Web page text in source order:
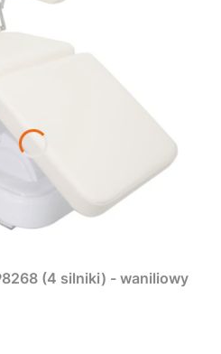
(4 silniki) - waniliowy